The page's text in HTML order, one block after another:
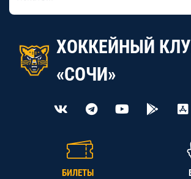
ХОККЕЙНЫЙ
«СОЧИ»
БИЛЕТЫ